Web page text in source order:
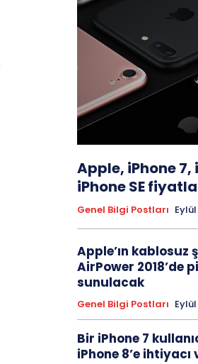
Apple, iPhone 7,
iPhone SE
Genel Bilgi Postları Eylül
Apple’ın
AirPower 2018’de
sunulacak
Genel Bilgi Postları Eylül
Bir iPhone 7
iPhone 8’e ihtiyacı